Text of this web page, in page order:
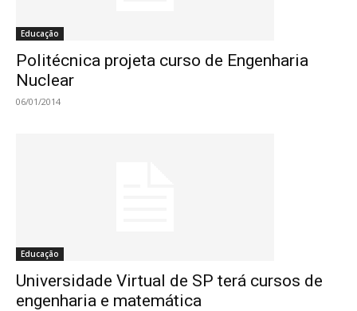
Educação
Politécnica projeta curso de Engenharia
Nuclear
06/01/2014
Educação
Universidade Virtual de SP terá cursos de
engenharia e matemática